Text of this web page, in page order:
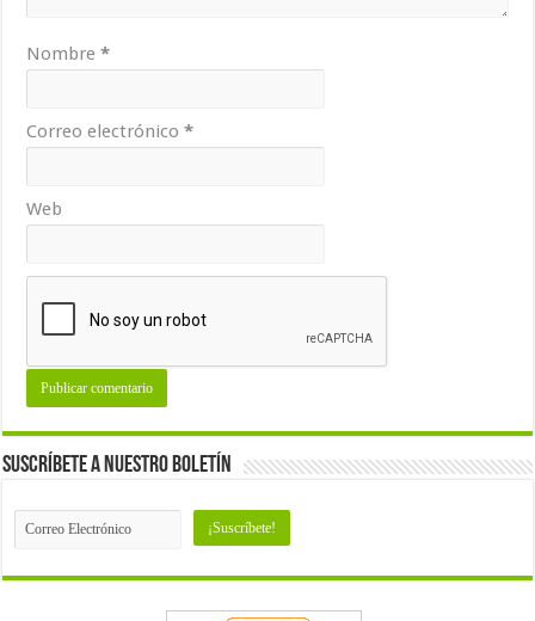
Nombre*
Correo electrónico*
Web
Suscríbete a nuestro Boletín